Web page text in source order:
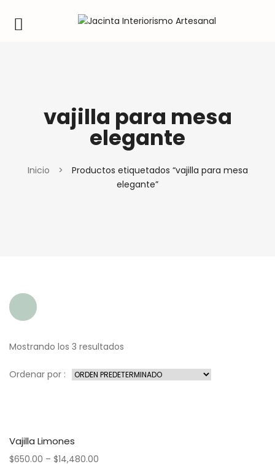
vajilla para mesa
elegante
Inicio >
Productos etiquetados “vajilla para mesa
elegante”
Mostrando los 3 resultados
Ordenar por :
Vajilla Limones
$650.00 – $14,480.00